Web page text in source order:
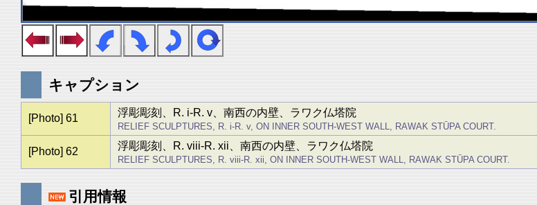
キャプション
[Photo] 61 浮彫彫刻、R. i-R. v、南西の内壁、ラワク仏塔院
RELIEF SCULPTURES, R. i-R. v, ON INNER SOUTH-WEST WALL, RAWAK STŪPA COURT.
[Photo] 62 浮彫彫刻、R. viii-R. xii、南西の内壁、ラワク仏塔院
RELIEF SCULPTURES, R. viii-R. xii, ON INNER SOUTH-WEST WALL, RAWAK STŪPA COURT.
引用情報